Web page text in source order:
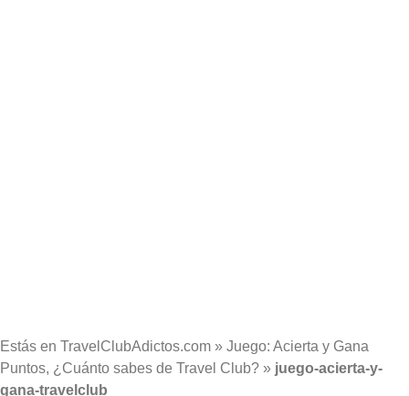
Estás en TravelClubAdictos.com » Juego: Acierta y Gana
Puntos, ¿Cuánto sabes de Travel Club? » juego-acierta-y-
gana-travelclub